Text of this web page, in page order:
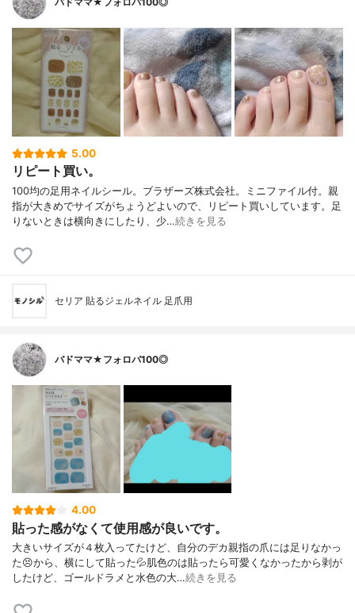
5.00
リピート買い。
100均の足用ネイルシール。ブラザーズ株式会社。ミニファイル付。親
指が大きめでサイズがちょうどよいので、リピート買いしています。足
りないときは横向きにしたり、少…続きを見る
セリア 貼るジェルネイル 足爪用
バドママ★フォロバ100◎
4.00
貼った感がなくて使用感が良いです。
大きいサイズが４枚入ってたけど、自分のデカ親指の爪には足りなかっ
た😣から、横にして貼った💦肌色のは貼ったら可愛くなかったから剥が
したけど、ゴールドラメと水色の大…続きを見る